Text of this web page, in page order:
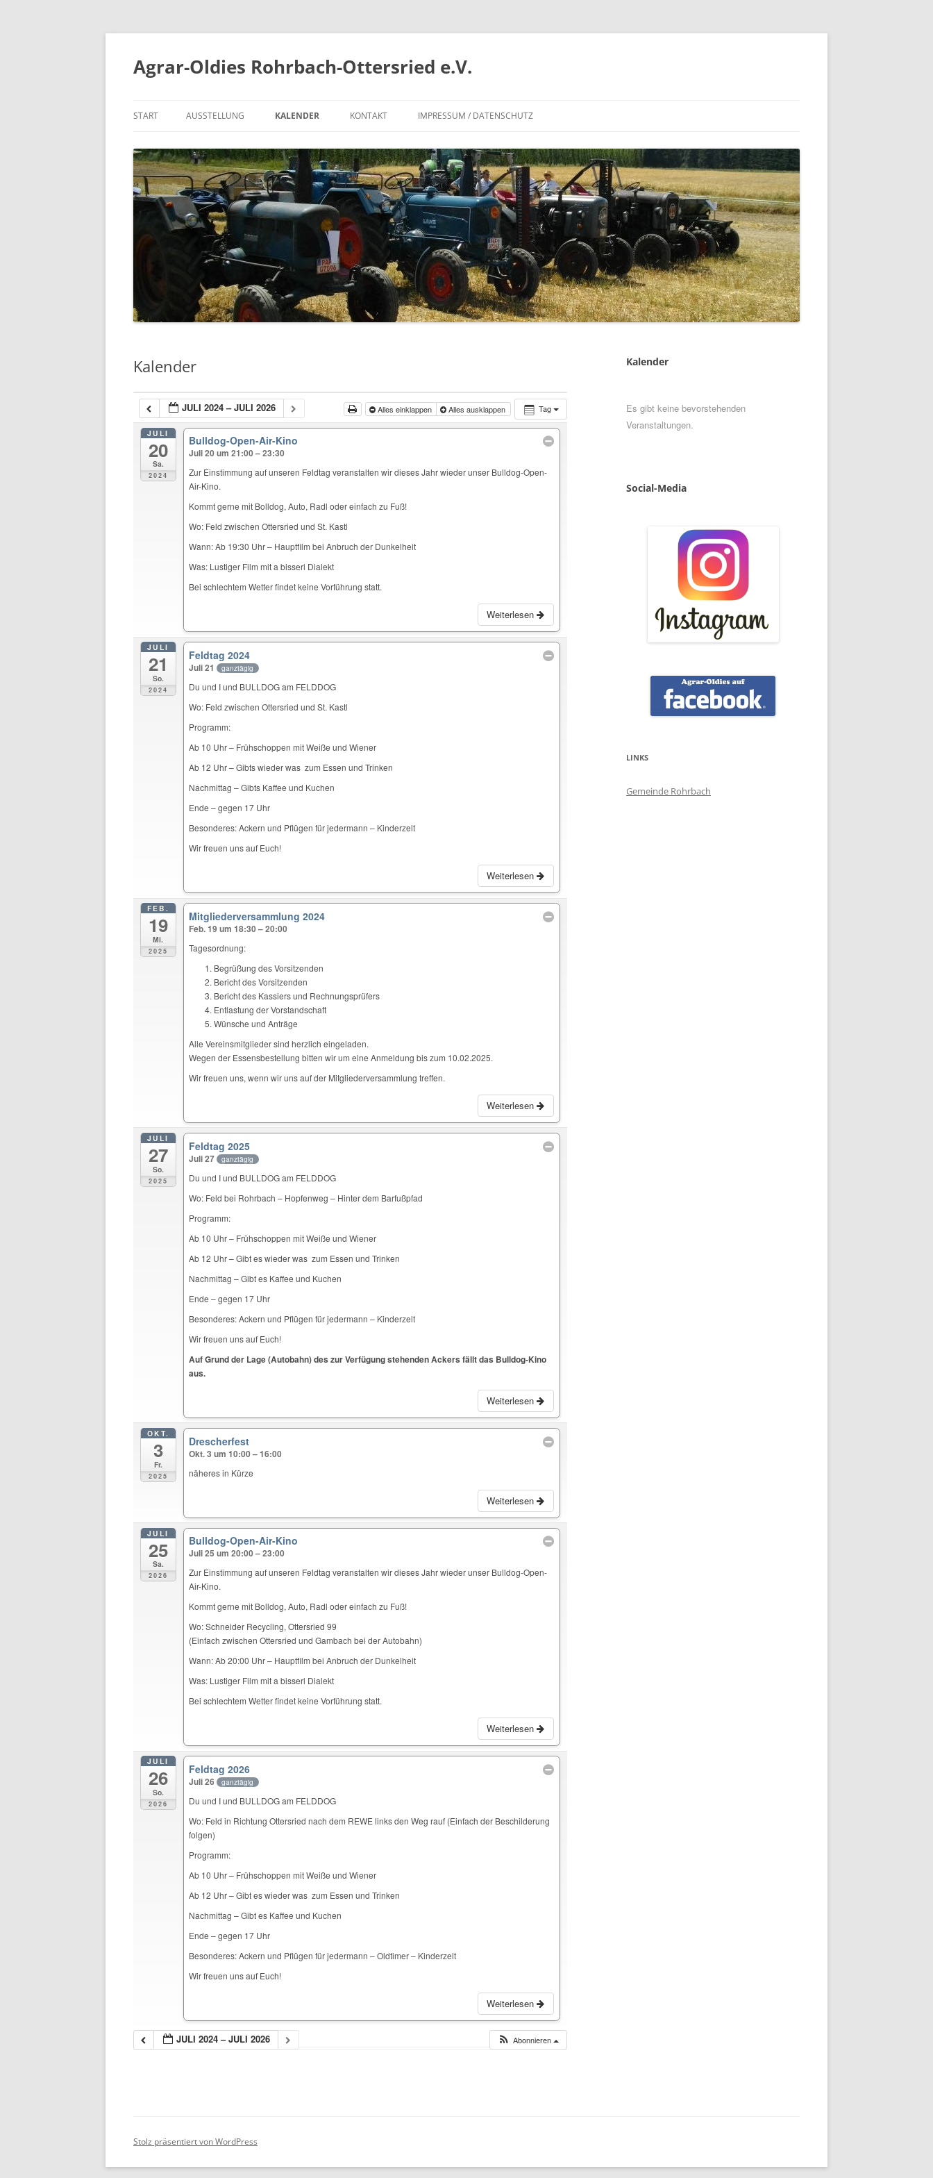
Zum
Agrar-Oldies Rohrbach-Ottersried e.V.
START AUSSTELLUNG KALENDER KONTAKT IMPRESSUM / DATENSCHUTZ
Kalender
Tag
JULI 2024 – JULI 2026 Alles einklappen Alles ausklappen
JULI
20
Sa.
2024
Bulldog-Open-Air-Kino
Juli 20 um 21:00 – 23:30
Zur Einstimmung auf unseren Feldtag veranstalten wir dieses Jahr wieder unser Bulldog-Open-
Air-Kino.
Kommt gerne mit Bolldog, Auto, Radl oder einfach zu Fuß!
Wo: Feld zwischen Ottersried und St. Kastl
Wann: Ab 19:30 Uhr – Hauptfilm bei Anbruch der Dunkelheit
Was: Lustiger Film mit a bisserl Dialekt
Bei schlechtem Wetter findet keine Vorführung statt.
Weiterlesen
JULI
21
So.
2024
Feldtag 2024
Juli 21 ganztägig
Du und I und BULLDOG am FELDDOG
Wo: Feld zwischen Ottersried und St. Kastl
Programm:
Ab 10 Uhr – Frühschoppen mit Weiße und Wiener
Ab 12 Uhr – Gibts wieder was zum Essen und Trinken
Nachmittag – Gibts Kaffee und Kuchen
Ende – gegen 17 Uhr
Besonderes: Ackern und Pflügen für jedermann – Kinderzelt
Wir freuen uns auf Euch!
Weiterlesen
FEB.
19
Mi.
2025
Mitgliederversammlung 2024
Feb. 19 um 18:30 – 20:00
Tagesordnung:
Begrüßung des Vorsitzenden
Bericht des Vorsitzenden
Bericht des Kassiers und Rechnungsprüfers
Entlastung der Vorstandschaft
Wünsche und Anträge
Alle Vereinsmitglieder sind herzlich eingeladen.
Wegen der Essensbestellung bitten wir um eine Anmeldung bis zum 10.02.2025.
Wir freuen uns, wenn wir uns auf der Mitgliederversammlung treffen.
Weiterlesen
JULI
27
So.
2025
Feldtag 2025
Juli 27 ganztägig
Du und I und BULLDOG am FELDDOG
Wo: Feld bei Rohrbach – Hopfenweg – Hinter dem Barfußpfad
Programm:
Ab 10 Uhr – Frühschoppen mit Weiße und Wiener
Ab 12 Uhr – Gibt es wieder was zum Essen und Trinken
Nachmittag – Gibt es Kaffee und Kuchen
Ende – gegen 17 Uhr
Besonderes: Ackern und Pflügen für jedermann – Kinderzelt
Wir freuen uns auf Euch!
Auf Grund der Lage (Autobahn) des zur Verfügung stehenden Ackers fällt das Bulldog-Kino
aus.
Weiterlesen
OKT.
3
Fr.
2025
Drescherfest
Okt. 3 um 10:00 – 16:00
näheres in Kürze
Weiterlesen
JULI
25
Sa.
2026
Bulldog-Open-Air-Kino
Juli 25 um 20:00 – 23:00
Zur Einstimmung auf unseren Feldtag veranstalten wir dieses Jahr wieder unser Bulldog-Open-
Air-Kino.
Kommt gerne mit Bolldog, Auto, Radl oder einfach zu Fuß!
Wo: Schneider Recycling, Ottersried 99
(Einfach zwischen Ottersried und Gambach bei der Autobahn)
Wann: Ab 20:00 Uhr – Hauptfilm bei Anbruch der Dunkelheit
Was: Lustiger Film mit a bisserl Dialekt
Bei schlechtem Wetter findet keine Vorführung statt.
Weiterlesen
JULI
26
So.
2026
Feldtag 2026
Juli 26 ganztägig
Du und I und BULLDOG am FELDDOG
Wo: Feld in Richtung Ottersried nach dem REWE links den Weg rauf (Einfach der Beschilderung
folgen)
Programm:
Ab 10 Uhr – Frühschoppen mit Weiße und Wiener
Ab 12 Uhr – Gibt es wieder was zum Essen und Trinken
Nachmittag – Gibt es Kaffee und Kuchen
Ende – gegen 17 Uhr
Besonderes: Ackern und Pflügen für jedermann – Oldtimer – Kinderzelt
Wir freuen uns auf Euch!
Weiterlesen
JULI 2024 – JULI 2026 Abonnieren
Kalender
Es gibt keine bevorstehenden
Veranstaltungen.
Social-Media
LINKS
Gemeinde Rohrbach
Stolz präsentiert von WordPress